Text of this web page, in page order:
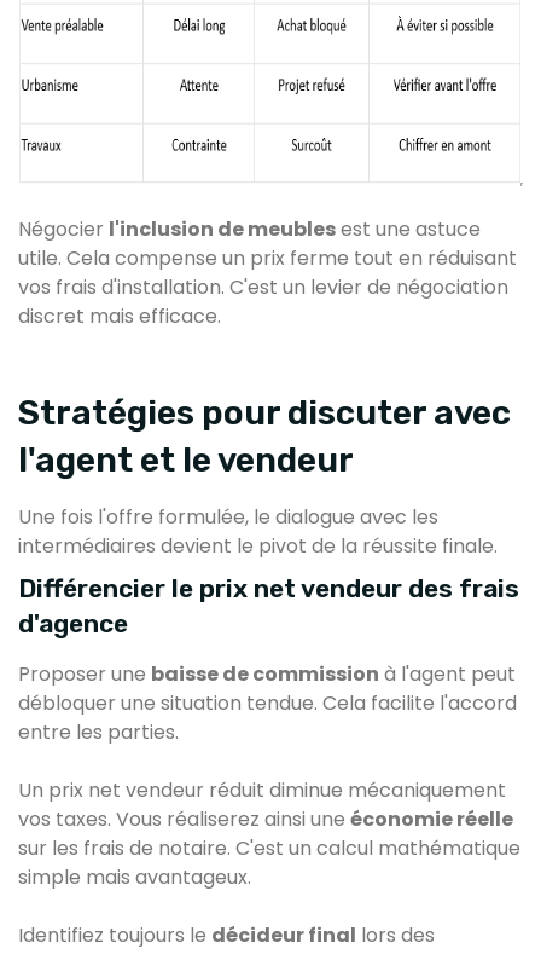
Négocier l'inclusion de meublesest une astuce
utile. Cela compense un prix ferme tout en réduisant
vos frais d'installation. C'est un levier de négociation
discret mais efficace.
Stratégies pour discuter avec
l'agent et le vendeur
Une fois l'offre formulée, le dialogue avec les
intermédiaires devient le pivot de la réussite finale.
Différencier le prix net vendeur des frais
d'agence
Proposer une baisse de commission à l'agent peut
débloquer une situation tendue. Cela facilite l'accord
entre les parties.
Un prix net vendeur réduit diminue mécaniquement
vos taxes. Vous réaliserez ainsi une économie réelle
sur les frais de notaire. C'est un calcul mathématique
simple mais avantageux.
Identifiez toujours le décideur final lors des